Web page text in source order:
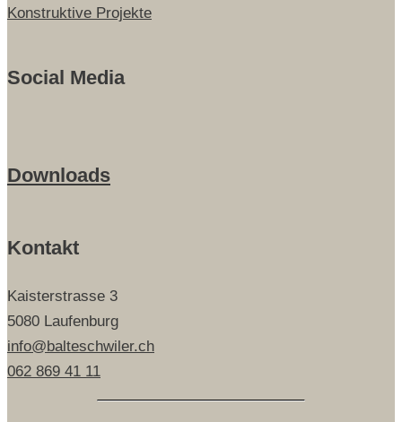
Konstruktive Projekte
Social Media
Downloads
Kontakt
Kaisterstrasse 3
5080 Laufenburg
info@balteschwiler.ch
062 869 41 11